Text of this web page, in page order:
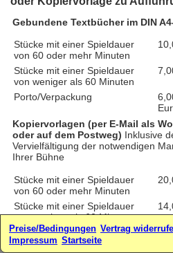
Gebundene Textbücher im DIN
Stücke mit einer Spieldauer
von 60 oder mehr Minuten
Stücke mit einer Spieldauer
von weniger als 60 Minuten
Porto/Verpackung
Kopiervorlagen (per E-Mail als
oder auf dem Postweg) Inklusive
Vervielfältigung der notwendigen
Ihrer Bühne
Stücke mit einer Spieldauer
von 60 oder mehr Minuten
Stücke mit einer Spieldauer
von weniger als 60 Minuten
zzgl. Porto/Verpackung für
Kopiervorlagen per Post
Preise/Bedingungen Vertrag
Impressum Startseite